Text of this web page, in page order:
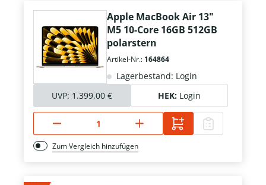
Apple MacBook Air 13"
M5 10-Core 16GB 512GB
polarstern
Artikel-Nr.: 164864
Lagerbestand: Login
UVP: 1.399,00 € HEK: Login
Zum Vergleich hinzufügen